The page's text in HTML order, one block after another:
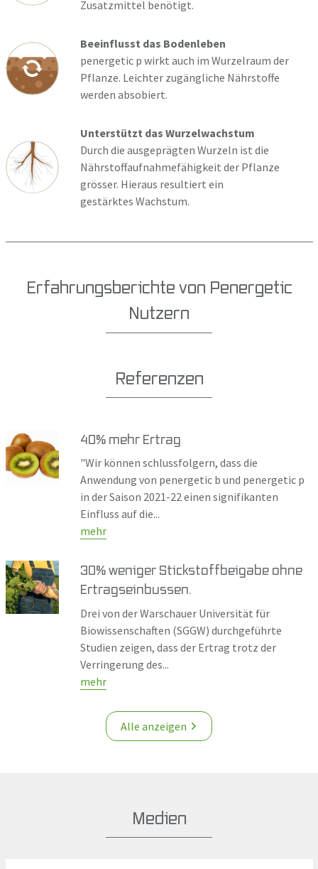
Zusatzmittel benötigt.
Beeinflusst das Bodenleben
penergetic p wirkt auch im Wurzelraum der
Pflanze. Leichter zugängliche Nährstoffe
werden absobiert.
Unterstützt das Wurzelwachstum
Durch die ausgeprägten Wurzeln ist die
Nährstoffaufnahmefähigkeit der Pflanze
grösser. Hieraus resultiert ein
gestärktes Wachstum.
Erfahrungsberichte von Penergetic
Nutzern
Referenzen
40% mehr Ertrag
"Wir können schlussfolgern, dass die
Anwendung von penergetic b und penergetic p
in der Saison 2021-22 einen signifikanten
Einfluss auf die...
mehr
30% weniger Stickstoffbeigabe ohne
Ertragseinbussen.
Drei von der Warschauer Universität für
Biowissenschaften (SGGW) durchgeführte
Studien zeigen, dass der Ertrag trotz der
Verringerung des...
mehr
Alle anzeigen
Medien